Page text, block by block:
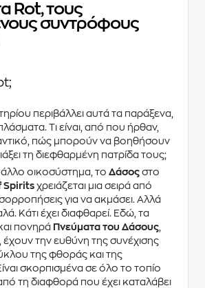
Rot, τους
συντρόφους
περιβάλλει αυτά τα παράξενα,
Τι είναι, από που ήρθαν,
πώς μπορούν να βοηθήσουν
τη διεφθαρμένη πατρίδα τους;
οικοσύστημα, το Δάσος στο
Spirits χρειάζεται μια σειρά από
για να ακμάσει. Αλλά
Κάτι έχει διαφθαρεί. Εδώ, τα
πονηρά Πνεύματα του Δάσους
, έχουν την ευθύνη της συνέχισης
της φθοράς και της
σκορπισμένα σε όλο το τοπίο
τη διαφθορά που έχει καταλάβει